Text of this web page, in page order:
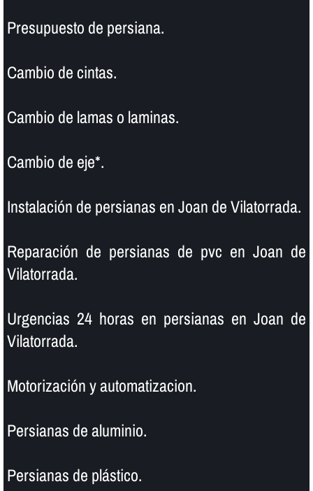
Presupuesto de persiana.
Cambio de cintas.
Cambio de lamas o laminas.
Cambio de eje*.
Instalación de persianas en Joan de Vilatorrada.
Reparación de persianas de pvc en Joan de
Vilatorrada.
Urgencias 24 horas en persianas en Joan de
Vilatorrada.
Motorización y automatizacion.
Persianas de aluminio.
Persianas de plástico.